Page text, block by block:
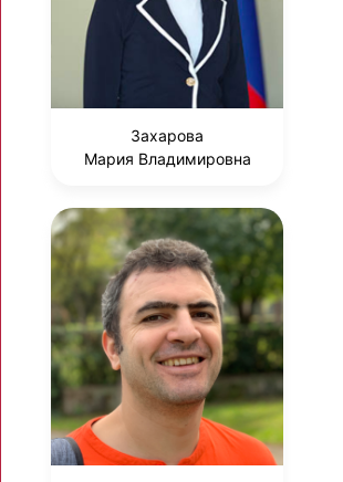
Захарова
Мария Владимировна